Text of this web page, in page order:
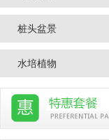
桩头盆景
水培植物